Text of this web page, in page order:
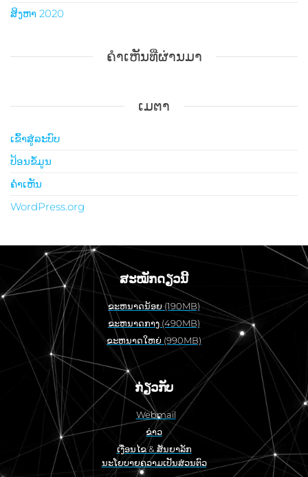
ສິງຫາ 2020
ຄຳເຫັນທີ່ຜ່ານມາ
ເມຕາ
ເຂົ້າ​ສູ່​ລະ​ບົບ
ປ້ອນຂໍ້ມູນ
ຄໍາເຫັນ
WordPress.org
ສະໝັກດຽວນີ້
ຂະຫນາດນ້ອຍ (190MB)
ຂະຫນາດກາງ (490MB)
ຂະຫນາດໃຫຍ່ (990MB)
ກ່ຽວກັບ
Webmail
ຂ່າວ
ເງື່ອນໄຂ & ສັນຍາລັກ
ນະໂຍບາຍຄວາມເປັນສ່ວນຕົວ